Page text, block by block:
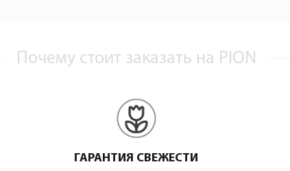
Почему стоит заказать на PION
ГАРАНТИЯ СВЕЖЕСТИ